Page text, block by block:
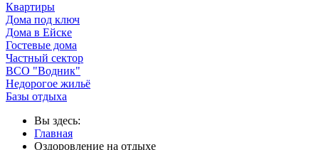
Квартиры
Дома под ключ
Дома в Ейске
Гостевые дома
Частный сектор
ВСО "Водник"
Недорогое жильё
Базы отдыха
Вы здесь:
Главная
Оздоровление на отдыхе